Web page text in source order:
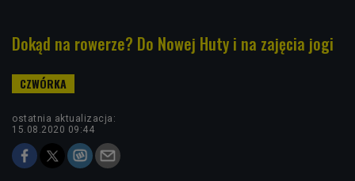
Dokąd na rowerze? Do Nowej Huty i na zajęcia jogi
ostatnia aktualizacja:
15.08.2020 09:44